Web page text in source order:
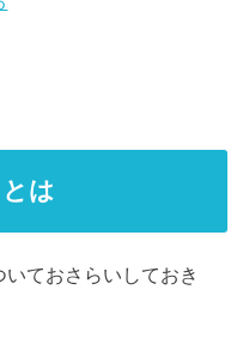
は
ておさらいしておき